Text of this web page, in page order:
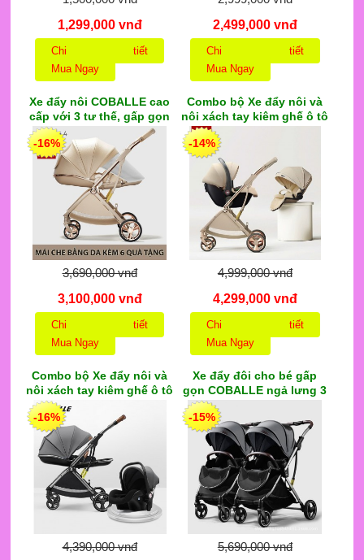
1,299,000 vnđ
Chi tiết
Mua Ngay
2,499,000 vnđ
Chi tiết
Mua Ngay
Xe đẩy nôi COBALLE cao
cấp với 3 tư thế, gấp gọn
đi máy bay, khung hợp
kim nhôm trắng chống
trầy xước
-16%
3,690,000 vnđ
3,100,000 vnđ
Chi tiết
Mua Ngay
Combo bộ Xe đẩy nôi và
nôi xách tay kiêm ghế ô tô
COBALLE cao cấp thiết kế
ĐỨC, 2 chiều 3 tư thế với
nhiều quà tặng hấp
-14%
4,999,000 vnđ
4,299,000 vnđ
Chi tiết
Mua Ngay
Combo bộ Xe đẩy nôi và
nôi xách tay kiêm ghế ô tô
COBALLE cao cấp thiết kế
ĐỨC, 2 chiều 3 tư thế với
nhiều quà tặng hấp (xám)
-16%
4,390,000 vnđ
Xe đẩy đôi cho bé gấp
gọn COBALLE ngả lưng 3
tư thế, khung hợp kim
nhôm siêu nhẹ 7kg Gồm 2
xe đẩy đơn và bộ 3 thanh
nối
-15%
5,690,000 vnđ